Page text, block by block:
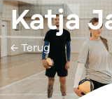
Katja
← Terug